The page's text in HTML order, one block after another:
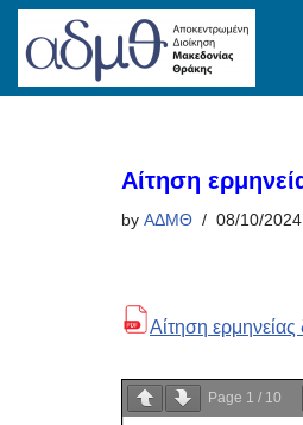
Skip
to
Αίτηση
by ΑΔΜΘ 08/10/2024
Αίτηση
Page 1 / 10